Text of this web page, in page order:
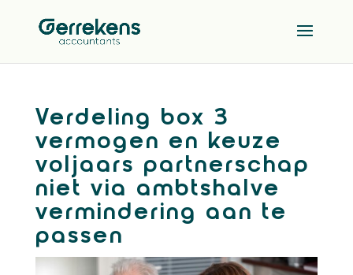
Verdeling box 3
vermogen en keuze
voljaars partnerschap
niet via ambtshalve
vermindering aan te
passen